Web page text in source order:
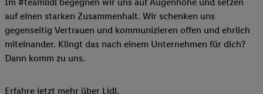
auf einen starken Zusammenhalt. Wir schenken uns
gegenseitig Vertrauen und kommunizieren offen und ehrlich
miteinander. Klingt das nach einem Unternehmen für dich?
Dann komm zu uns.​
Erfahre jetzt mehr über Lidl.